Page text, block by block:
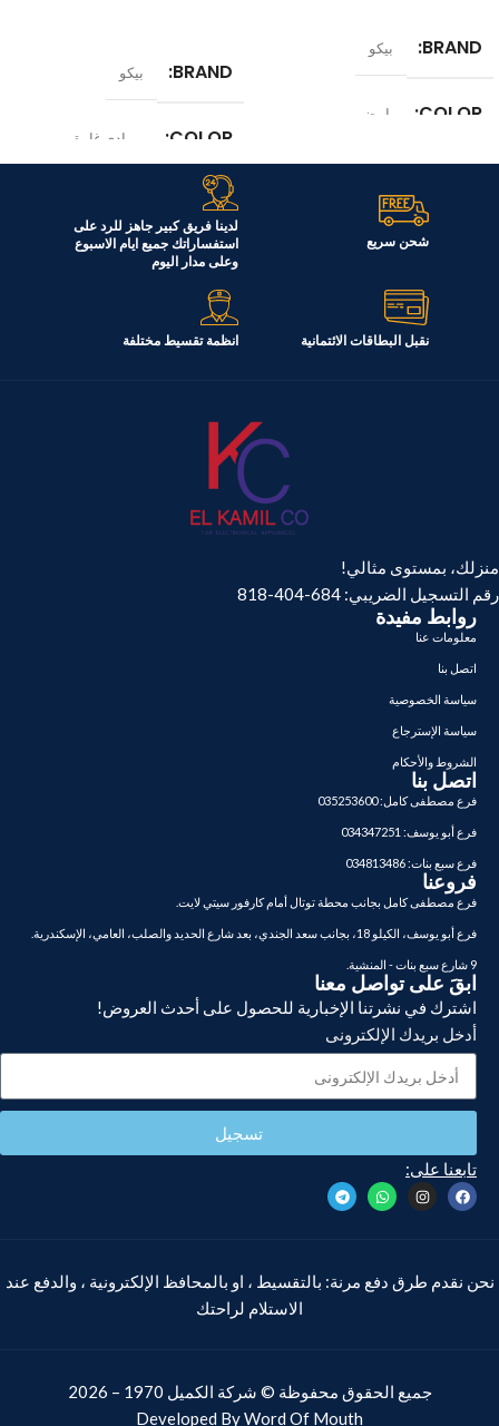
BRAND بيكو
COLOR ابيض
BRAND بيكو
COLOR رمادى غامق
الموديل
شحن سريع
لدينا فريق كبير جاهز للرد على
استفساراتك جميع ايام الاسبوع
وعلى مدار اليوم
نقبل البطاقات الائتمانية انظمة تقسيط مختلفة
منزلك، بمستوى مثالي!
رقم التسجيل الضريبي: 684-404-818
روابط مفيدة
معلومات عنا
اتصل بنا
سياسة الخصوصية
سياسة الإسترجاع
الشروط والأحكام
اتصل بنا
فرع مصطفى كامل: 035253600
فرع أبو يوسف: 034347251
فرع سبع بنات: 034813486
فروعنا
فرع مصطفى كامل بجانب محطة توتال أمام كارفور سيتي لايت.
فرع أبو يوسف، الكيلو 18، بجانب سعد الجندي، بعد شارع الحديد والصلب، العامي، الإسكندرية.
9 شارع سبع بنات - المنشية.
ابقَ على تواصل معنا
اشترك في نشرتنا الإخبارية للحصول على أحدث العروض!
أدخل بريدك الإلكترونى
تسجيل
تابعنا على:
نحن نقدم طرق دفع مرنة: بالتقسيط ، او بالمحافظ الإلكترونية ، والدفع عند
الاستلام لراحتك
جميع الحقوق محفوظة © شركة الكميل
Developed ByWord Of Mouth